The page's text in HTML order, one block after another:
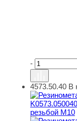
-
4573.50.40 В